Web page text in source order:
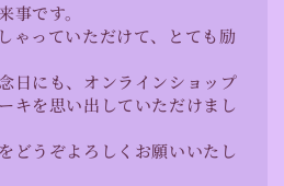
事です。
ゃっていただけて、とても励
日にも、オンラインショップ
キを思い出していただけまし
どうぞよろしくお願いいたし